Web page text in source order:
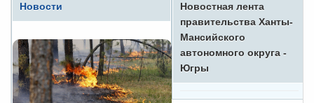
Новости
Новостная лента
правительства Ханты-
Мансийского
автономного округа -
Югры